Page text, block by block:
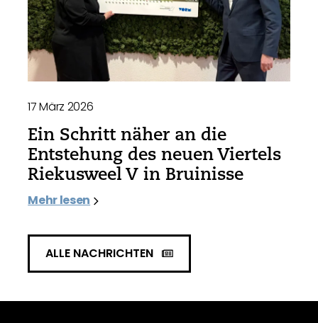
17 März 2026
Ein Schritt näher an die
Entstehung des neuen Viertels
Riekusweel V in Bruinisse
Mehr lesen
ALLE NACHRICHTEN